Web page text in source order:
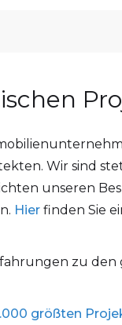
Wir sind
unseren
Hierfinden Sie
zu den
größten